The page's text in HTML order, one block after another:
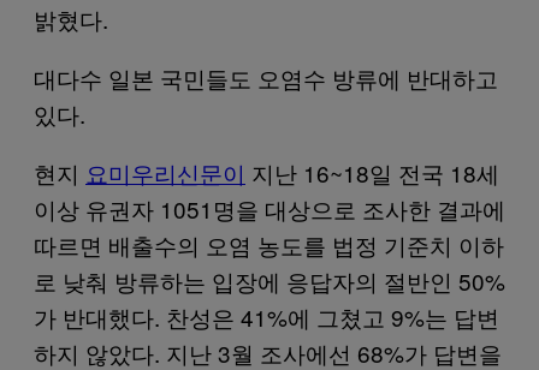
밝혔다.
대다수 일본 국민들도 오염수 방류에 반대하고
있다.
현지 요미우리신문이 지난 16~18일 전국 18세
이상 유권자 1051명을 대상으로 조사한 결과에
따르면 배출수의 오염 농도를 법정 기준치 이하
로 낮춰 방류하는 입장에 응답자의 절반인 50%
가 반대했다. 찬성은 41%에 그쳤고 9%는 답변
하지 않았다. 지난 3월 조사에선 68%가 답변을